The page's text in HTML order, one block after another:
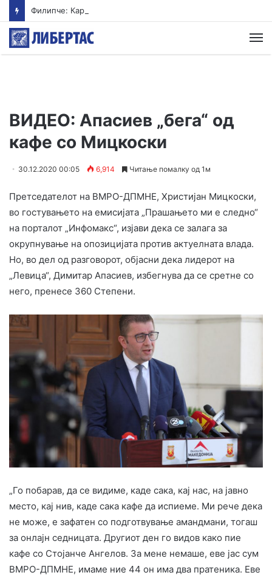
ВИДЕО: Апасиев „бега“ од
кафе со Мицкоски
30.12.2020 00:05 6,914 Читање помалку од 1м
Претседателот на ВМРО-ДПМНЕ, Христијан Мицкоски,
во гостувањето на емисијата „Прашањето ми е следно“
на порталот „Инфомакс“, изјави дека се залага за
окрупнување на опозицијата против актуелната влада.
Но, во дел од разговорот, објасни дека лидерот на
„Левица“, Димитар Апасиев, избегнува да се сретне со
него, пренесе 360 Степени.
„Го побарав, да се видиме, каде сака, кај нас, на јавно
место, кај нив, каде сака кафе да испиеме. Ми рече дека
не може, е зафатен со подготвување амандмани, тогаш
за онлајн седницата. Другиот ден го видов како пие
кафе со Стојанче Ангелов. За мене немаше, еве јас сум
ВМРО-ДПМНЕ, имаме ние 44 он има два пратеника. Еве